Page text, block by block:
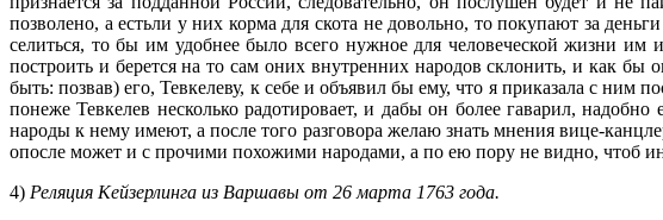
позволено, а естьли у них корма для скота не довольно, то покупают за
селиться, то бы им удобнее было всего нужное для человеческой жизни им
построить и берется на то сам оних внутренних народов склонить, и как
быть: позвав) его, Тевкелеву, к себе и объявил бы ему, что я приказала с
понеже Тевкелев несколько радотировает, и дабы он более гаварил,
народы к нему имеют, а после того разговора желаю знать мнения вице-
опосле может и с прочими похожими народами, а по ею пору не видно, чтоб
4) Реляция Кейзерлинга из Варшавы от 26 марта 1763 года.